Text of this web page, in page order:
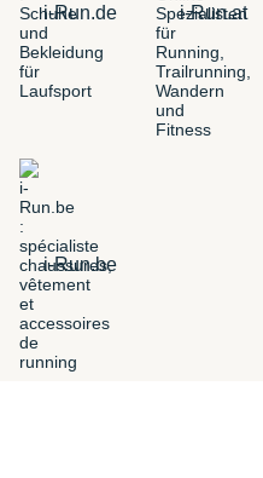
i-Run.de i-Run.at
i-Run.be